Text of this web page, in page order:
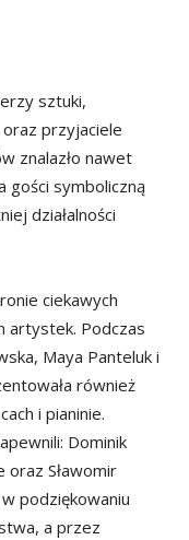
sztuki,
przyjaciele
znalazło nawet
gości symboliczną
działalności
ciekawych
artystek. Podczas
Maya Panteluk i
również
i pianinie.
Dominik
Sławomir
podziękowaniu
a przez